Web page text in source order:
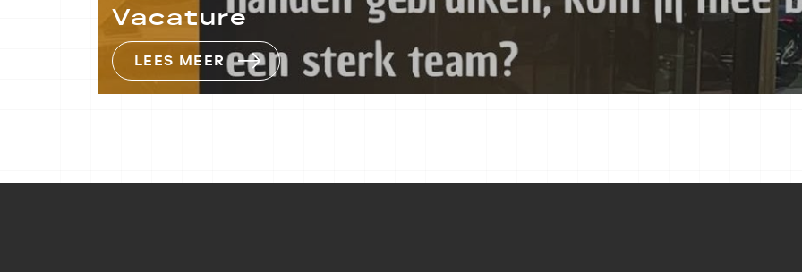
Vacature
LEES MEER